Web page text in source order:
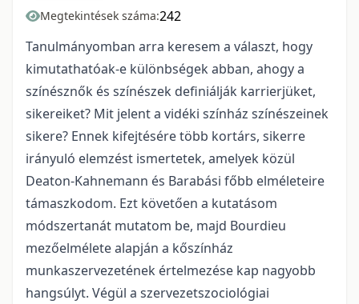
Megtekintések száma:242
Tanulmányomban arra keresem a választ, hogy
kimutathatóak-e különbségek abban, ahogy a
színésznők és színészek definiálják karrierjüket,
sikereiket? Mit jelent a vidéki színház színészeinek
sikere? Ennek kifejtésére több kortárs, sikerre
irányuló elemzést ismertetek, amelyek közül
Deaton-Kahnemann és Barabási főbb elméleteire
támaszkodom. Ezt követően a kutatásom
módszertanát mutatom be, majd Bourdieu
mezőelmélete alapján a kőszínház
munkaszervezetének értelmezése kap nagyobb
hangsúlyt. Végül a szervezetszociológiai